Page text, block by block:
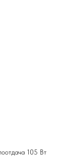
105 Вт